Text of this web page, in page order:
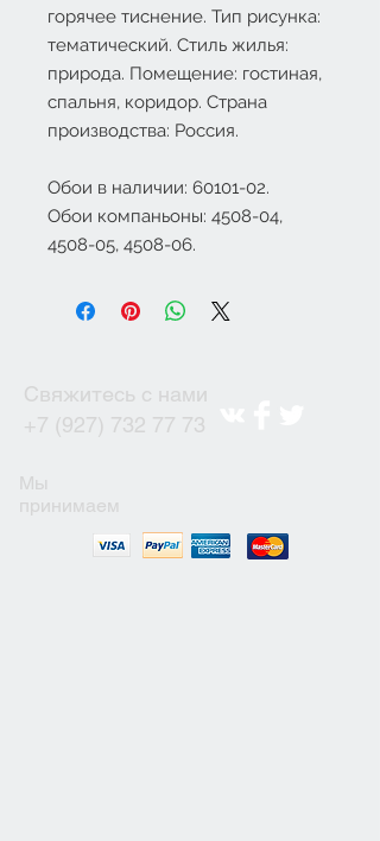
горячее тиснение. Тип рисунка:
тематический. Стиль жилья:
природа. Помещение: гостиная,
спальня, коридор. Страна
производства: Россия.
Обои в наличии: 60101-02.
Обои компаньоны: 4508-04,
4508-05, 4508-06.
Свяжитесь с нами
+7 (927) 732 77 73
Мы
принимаем